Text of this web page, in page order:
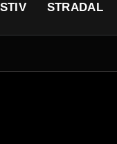
STRADAL